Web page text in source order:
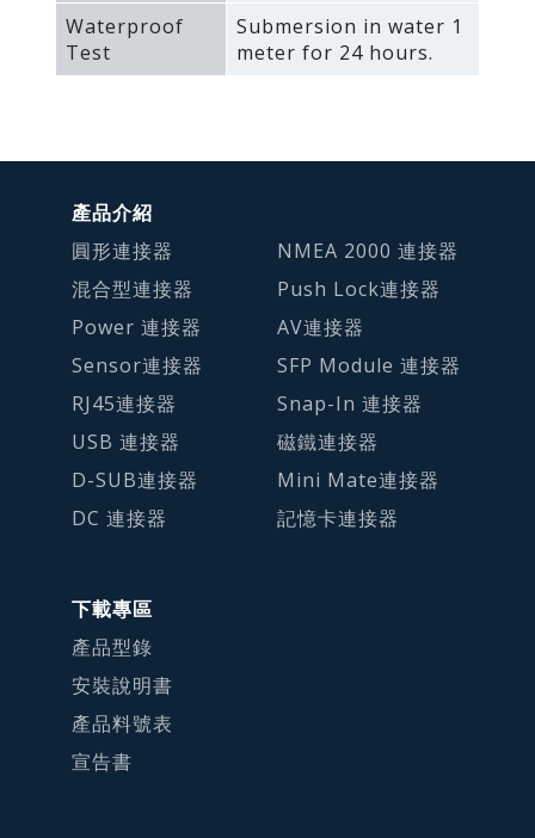
Waterproof
Test
Submersion in water 1
meter for 24 hours.
產品介紹
圓形連接器
混合型連接器
Power 連接器
Sensor連接器
RJ45連接器
USB 連接器
D-SUB連接器
DC 連接器
NMEA 2000 連接器
Push Lock連接器
AV連接器
SFP Module 連接器
Snap-In 連接器
磁鐵連接器
Mini Mate連接器
記憶卡連接器
下載專區
產品型錄
安裝說明書
產品料號表
宣告書